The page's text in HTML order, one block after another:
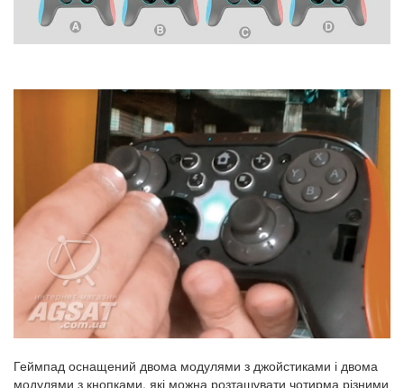
Геймпад оснащений двома модулями з джойстиками і двома
модулями з кнопками, які можна розташувати чотирма різними